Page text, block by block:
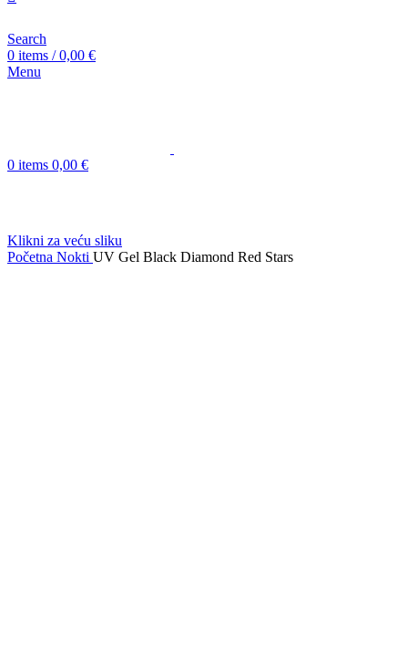
Search
0 items / 0,00 €
Menu
0 items 0,00 €
Klikni za veću sliku
Početna Nokti UV Gel Black Diamond Red Stars